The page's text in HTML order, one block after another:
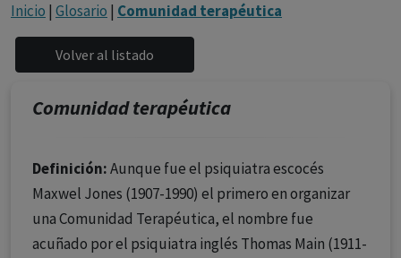
Inicio | Glosario | Comunidad terapéutica
Comunidad terapéutica
Definición:Aunque fue el psiquiatra escocés
Maxwel Jones (1907-1990) el primero en organizar
una Comunidad Terapéutica, el nombre fue
acuñado por el psiquiatra inglés Thomas Main (1911-